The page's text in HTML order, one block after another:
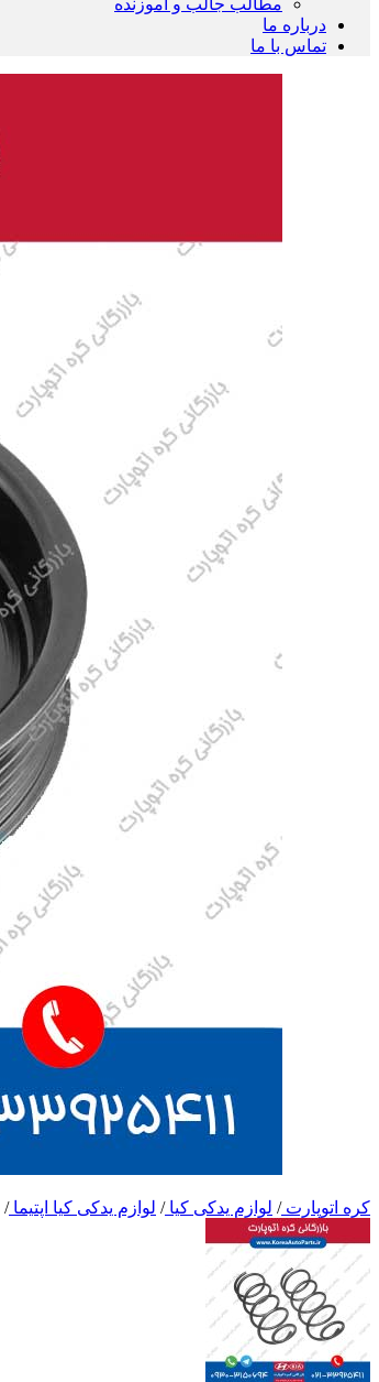
مطالب جالب و آموزنده
درباره ما
تماس با ما
کره اتوپارت/ لوازم یدکی کیا/ لوازم یدکی کیا اپتیما/